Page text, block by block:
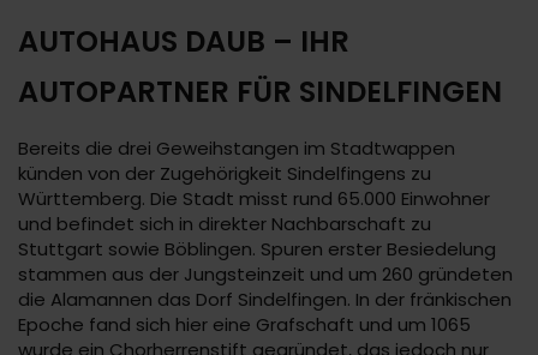
AUTOHAUS DAUB – IHR
AUTOPARTNER FÜR SINDELFINGEN
Bereits die drei Geweihstangen im Stadtwappen
künden von der Zugehörigkeit Sindelfingens zu
Württemberg. Die Stadt misst rund 65.000 Einwohner
und befindet sich in direkter Nachbarschaft zu
Stuttgart sowie Böblingen. Spuren erster Besiedelung
stammen aus der Jungsteinzeit und um 260 gründeten
die Alamannen das Dorf Sindelfingen. In der fränkischen
Epoche fand sich hier eine Grafschaft und um 1065
wurde ein Chorherrenstift gegründet, das jedoch nur